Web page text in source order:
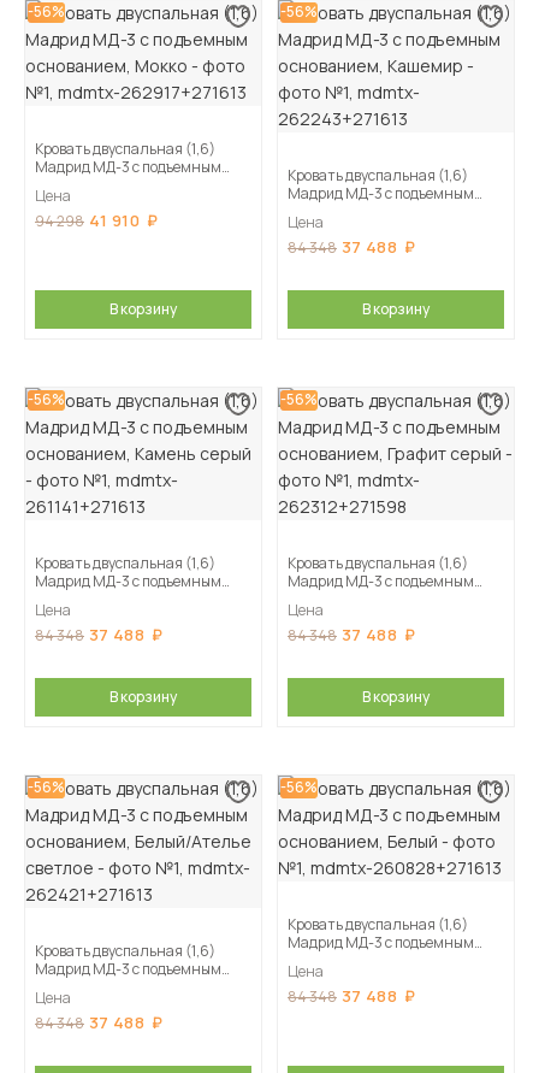
-56%
Кровать двуспальная (1,6)
Мадрид МД-3 с подъемным
Цена
94 298 41 910
В корзину
-56%
Кровать двуспальная (1,6)
Мадрид МД-3 с подъемным
Цена
84 348 37 488
В корзину
-56%
Кровать двуспальная (1,6)
Мадрид МД-3 с подъемным
Цена
84 348 37 488
В корзину
-56%
Кровать двуспальная (1,6)
Мадрид МД-3 с подъемным
Цена
84 348 37 488
В корзину
-56%
Кровать двуспальная (1,6)
Мадрид МД-3 с подъемным
светлое
Цена
84 348 37 488
-56%
Кровать двуспальная (1,6)
Мадрид МД-3 с подъемным
Цена
84 348 37 488